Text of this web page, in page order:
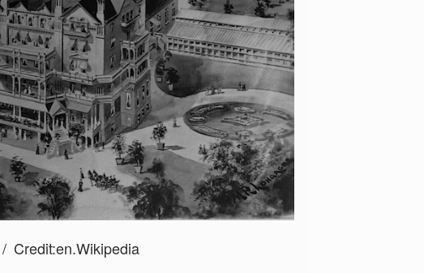
Credit:en.Wikipedia